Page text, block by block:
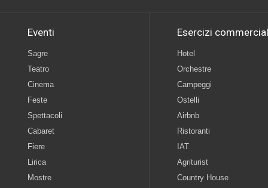
Eventi
Sagre
Teatro
Cinema
Feste
Spettacoli
Cabaret
Fiere
Lirica
Mostre
Esercizi
Hotel
Orchestre
Campeggi
Ostelli
Airbnb
Ristoranti
IAT
Agriturist
Country House